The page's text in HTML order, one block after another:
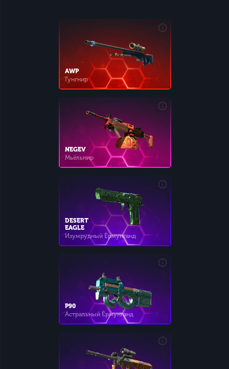
AWP
Гунгнир
NEGEV
Мьёльнир
DESERT
EAGLE
Изумрудный Ёрмунганд
P90
Астральный Ёрмунганд